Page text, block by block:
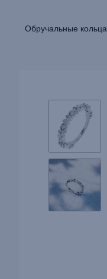
Обручальные кольца